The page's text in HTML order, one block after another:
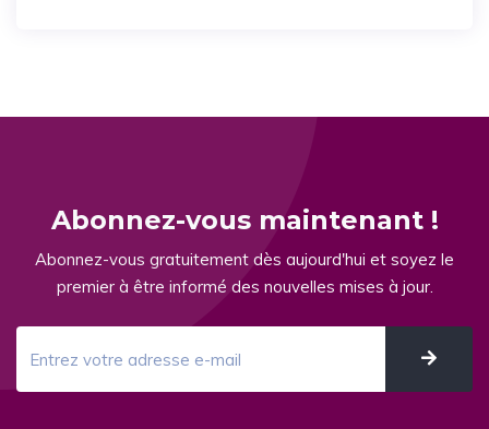
Abonnez-vous maintenant !
Abonnez-vous gratuitement dès aujourd'hui et soyez le
premier à être informé des nouvelles mises à jour.